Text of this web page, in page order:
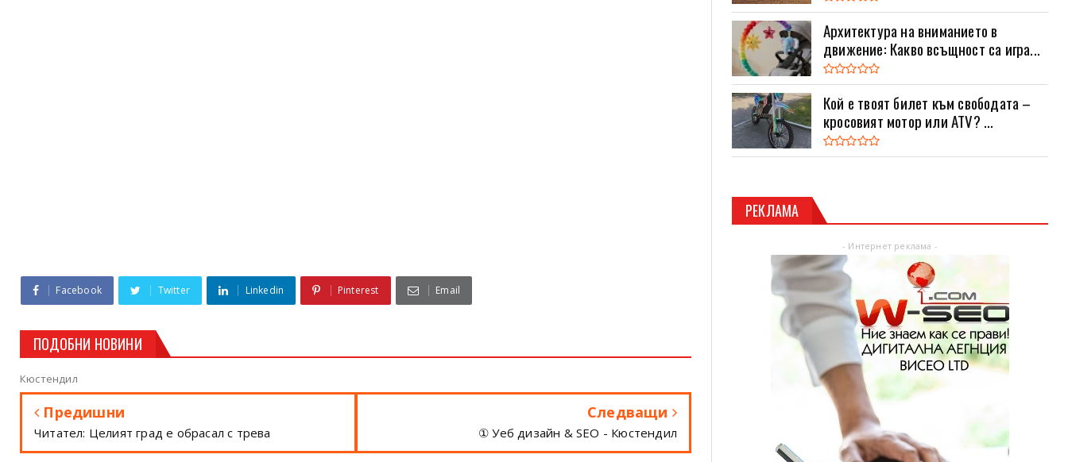
Facebook Twitter Linkedin Pinterest Email
ПОДОБНИ НОВИНИ
Кюстендил
Предишни
Читател: Целият град е обрасал с трева
Следващи
① Уеб дизайн & SEO - Кюстендил
Архитектура на вниманието в
движение: Какво всъщност са игра...
Кой е твоят билет към свободата –
кросовият мотор или ATV? ...
РЕКЛАМА
- Интернет реклама -